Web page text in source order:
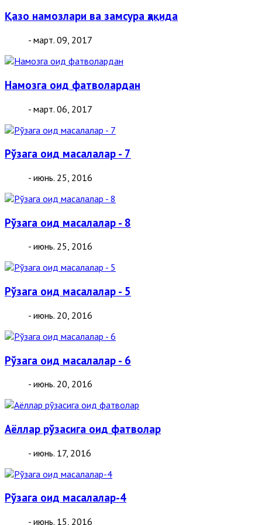
Қазо намозлари ва замсура ҳақида
- март. 09, 2017
Намозга оид фатволардан
- март. 06, 2017
Рўзага оид масалалар - 7
- июнь. 25, 2016
Рўзага оид масалалар - 8
- июнь. 25, 2016
Рўзага оид масалалар - 5
- июнь. 20, 2016
Рўзага оид масалалар - 6
- июнь. 20, 2016
Аёллар рўзасига оид фатволар
- июнь. 17, 2016
Рўзага оид масалалар-4
- июнь. 15, 2016